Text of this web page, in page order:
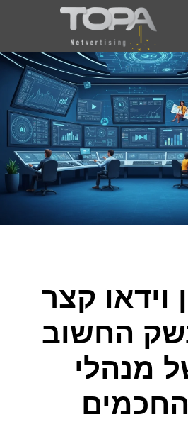
וידאו קצר
החשוב
מנהלי